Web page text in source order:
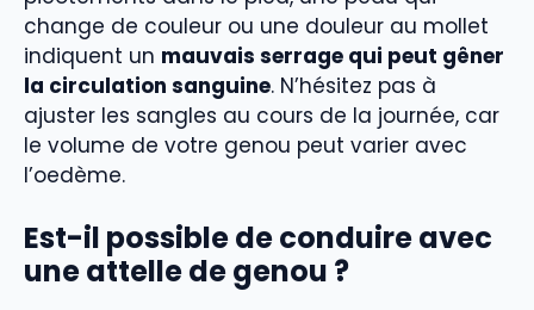
change de couleur ou une douleur au mollet
indiquent un mauvais serrage qui peut gêner
la circulation sanguine. N’hésitez pas à
ajuster les sangles au cours de la journée, car
le volume de votre genou peut varier avec
l’oedème.
Est-il possible de conduire avec
une attelle de genou ?